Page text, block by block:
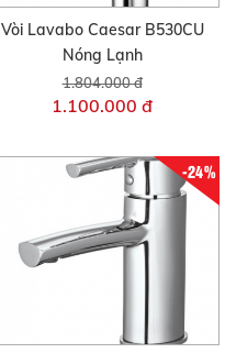
Vòi Lavabo Caesar B530CU
Nóng Lạnh
1.804.000 đ
1.100.000 đ
-24%